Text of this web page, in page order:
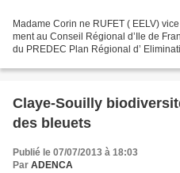
Madame Corin ne RUFET ( EELV)
ment au Conseil Régional d’Ile de
du PREDEC Plan Régional d’
Claye-Souilly
des bleuets
Publié le 07/07/2013 à 18:03
Par ADENCA